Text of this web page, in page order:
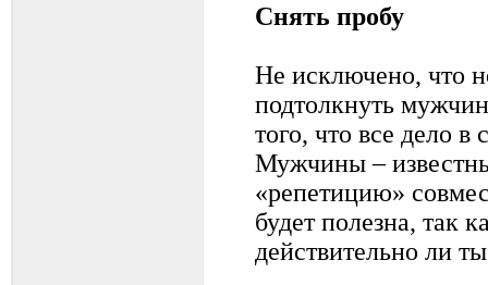
Снять пробу
Не исключено, что
подтолкнуть
того, что все дело в
Мужчины –
«репетицию»
будет полезна, так
действительно ли